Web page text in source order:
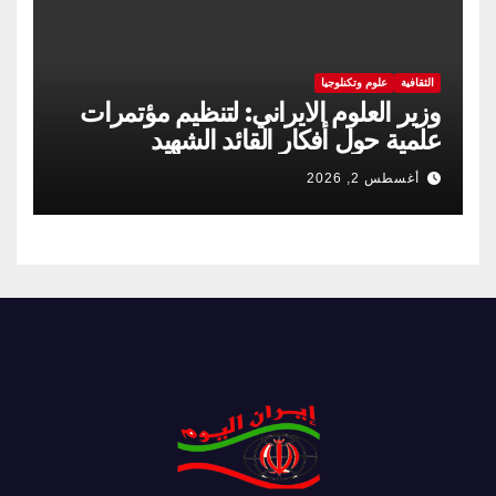
الثقافية علوم وتكنلوجيا
وزير العلوم الايراني: لتنظيم مؤتمرات
علمية حول أفكار القائد الشهيد
أغسطس 2, 2026